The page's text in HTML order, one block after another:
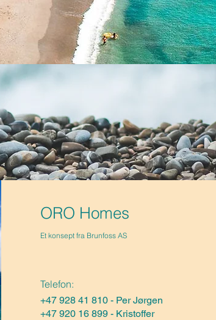
ORO Homes
Et konsept fra Brunfoss AS
Telefon:
+47 928 41 810 - Per Jørgen
​+47 920 16 899 - Kristoffer